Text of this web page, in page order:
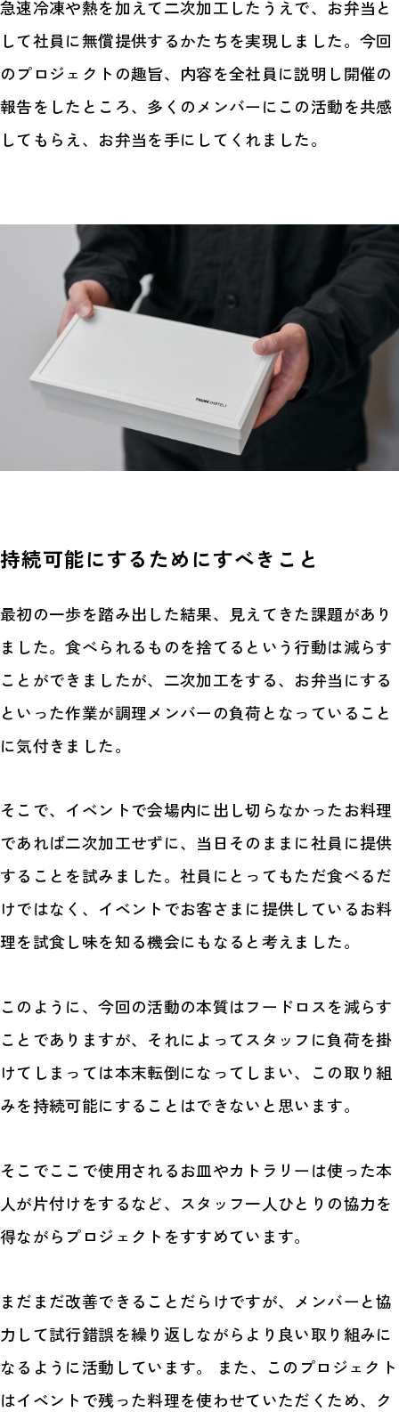
急速冷凍や熱を加えて二次加工したうえで、お弁当と
して社員に無償提供するかたちを実現しました。今回
のプロジェクトの趣旨、内容を全社員に説明し開催の
報告をしたところ、多くのメンバーにこの活動を共感
してもらえ、お弁当を手にしてくれました。
持続可能にするためにすべきこと
最初の一歩を踏み出した結果、見えてきた課題があり
ました。食べられるものを捨てるという行動は減らす
ことができましたが、二次加工をする、お弁当にする
といった作業が調理メンバーの負荷となっていること
に気付きました。
そこで、イベントで会場内に出し切らなかったお料理
であれば二次加工せずに、当日そのままに社員に提供
することを試みました。社員にとってもただ食べるだ
けではなく、イベントでお客さまに提供しているお料
理を試食し味を知る機会にもなると考えました。
このように、今回の活動の本質はフードロスを減らす
ことでありますが、それによってスタッフに負荷を掛
けてしまっては本末転倒になってしまい、この取り組
みを持続可能にすることはできないと思います。
そこでここで使用されるお皿やカトラリーは使った本
人が片付けをするなど、スタッフ一人ひとりの協力を
得ながらプロジェクトをすすめています。
まだまだ改善できることだらけですが、メンバーと協
力して試行錯誤を繰り返しながらより良い取り組みに
なるように活動しています。 また、このプロジェクト
はイベントで残った料理を使わせていただくため、ク